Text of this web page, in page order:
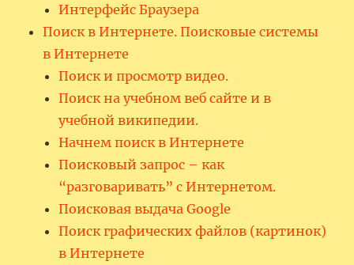
Интерфейс Браузера
Поиск в Интернете. Поисковые системы
в Интернете
Поиск и просмотр видео.
Поиск на учебном веб сайте и в
учебной википедии.
Начнем поиск в Интернете
Поисковый запрос – как
“разговаривать” с Интернетом.
Поисковая выдача Google
Поиск графических файлов (картинок)
в Интернете